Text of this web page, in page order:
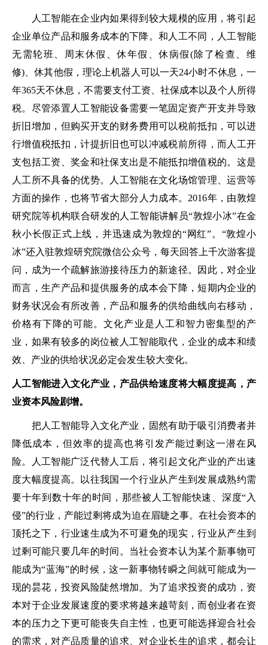
人工智能在企业内如果得到较大规模的应用，将引起
企业单位产品和服务成本的下降。和人工不同，人工智能
无需轮班、周末休假、休年假、休病假(除了检查、维
修)、休其他假，理论上机器人可以一天24小时不休息，一
年365天不休息，不需要支付工资、社保成本以及个人所得
税。尽管添置人工智能设备需要一笔固定资产开支并导致
折旧增加，但购买开支的财务费用可以税前抵扣，可以进
行增值税抵扣，计提折旧也可以冲减税前所得，而人工开
支包括工资、奖金和社保支出是不能抵扣增值税的。这是
人工所不具备的优势。人工智能在文化场馆管理、运营等
方面的操作，也将节省大部分人力成本。2016年，由敦煌
研究院等机构联合研发的人工智能讲解员“敦煌小冰”在金
秋小长假正式上线，并迅速成为敦煌的“网红”。“敦煌小
冰”还入驻敦煌研究院微信公众号，每天回答上千次游客提
问，成为一个疏解旅游接待压力的新途径。因此，对企业
而言，生产产品和提供服务的成本会下降，短期内企业的
财务状况会有所改善，产品和服务的供给曲线向右移动，
价格有下降的可能。文化产业是人工和智力密集型的产
业，如果有较多的岗位被人工智能取代，企业的成本和绩
效、产业的供给状况必定会发生较大变化。
人工智能进入文化产业，产品供给速度将大幅度提高，产
业资本风险剧增。
把人工智能导入文化产业，固然有助于吸引消费者并
降低成本，但效率的提高也将引发产能过剩这一潜在风
险。人工智能广泛代替人工后，将引起文化产业的产出速
度大幅度提高。以往我国一个行业从产生到发展成熟约需
要十年到数十年的时间，那些被人工智能快速、深度“入
侵”的行业，产能过剩将成为迫在眉睫之事。在社会资本的
顶托之下，行业速生成为不可避免的现实，行业从产生到
过剩可能只要几年的时间。当社会资本认为某个新事物可
能成为“蓝海”的时候，这一新事物转瞬之间就可能成为一
现的昙花，投资风险陡然增加。为了追求投资的成功，资
本对于企业发展速度的要求将越来越苛刻，而创业者在资
本的压力之下更可能丧失自主性，也更可能选择迎合社会
的需求，对产品质量的追求、对企业长生的追求，都会让